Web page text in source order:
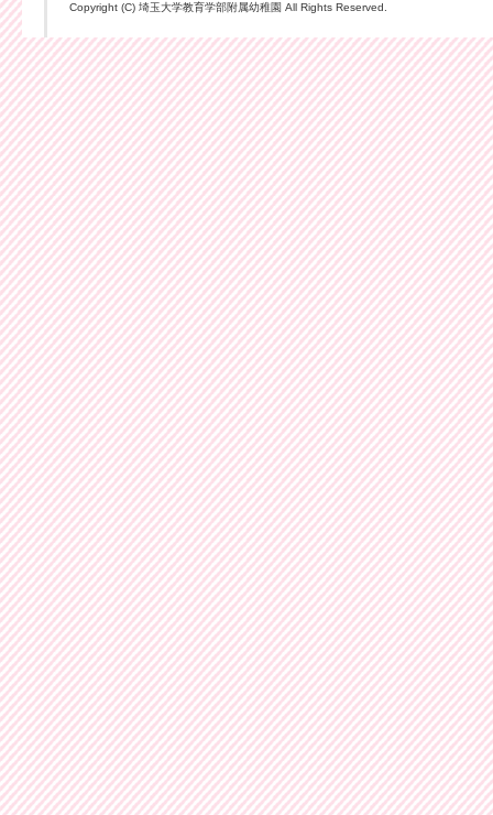
Copyright (C) 埼玉大学教育学部附属幼稚園 All Rights Reserved.